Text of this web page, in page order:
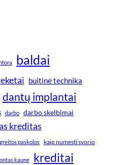
baldai
buitinė technika
dantų implantai
darbo darbo skelbimai
kreditas
greitos paskolos kaip numesti svorio
kaune kreditai